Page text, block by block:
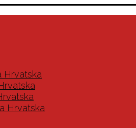
Hrvatska
Hrvatska